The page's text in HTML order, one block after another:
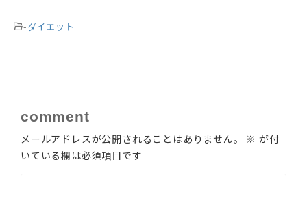
-ダイエット
comment
メールアドレスが公開されることはありません。 ※ が付
いている欄は必須項目です